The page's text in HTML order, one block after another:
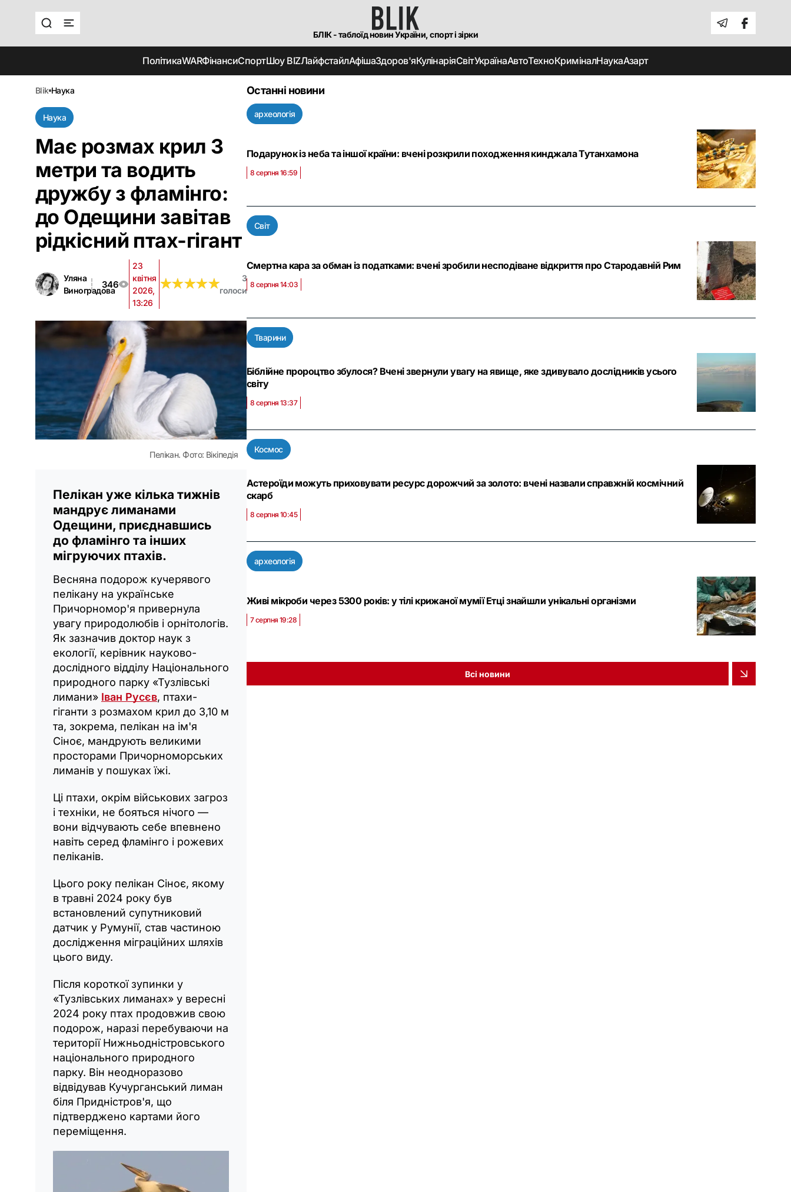
БЛІК - таблоїд новин України, спорт і зірки
ПолітикаWARФінансиСпортШоу BIZЛайфстайлАфішаЗдоров'яКулінаріяСвітУкраїнаАвтоТехноКриміналНаукаАзарт
blik наука
Наука
Має розмах крил 3
метри та водить
дружбу з фламінго:
до Одещини завітав
рідкісний птах-гігант
Уляна
Виноградова
346
23
квітня
2026,
13:26
★★★★★
★★★★★
3
голоси
Пелікан. Фото: Вікіпедія
Пелікан уже кілька тижнів
мандрує лиманами
Одещини, приєднавшись
до фламінго та інших
мігруючих птахів.
Весняна подорож кучерявого
пелікану на українське
Причорномор'я привернула
увагу природолюбів і орнітологів.
Як зазначив доктор наук з
екології, керівник науково-
дослідного відділу Національного
природного парку «Тузлівські
лимани» Іван Русєв, птахи-
гіганти з розмахом крил до 3,10 м
та, зокрема, пелікан на ім'я
Сіноє, мандрують великими
просторами Причорноморських
лиманів у пошуках їжі.
Ці птахи, окрім військових загроз
і техніки, не бояться нічого —
вони відчувають себе впевнено
навіть серед фламінго і рожевих
пеліканів.
Цього року пелікан Сіноє, якому
в травні 2024 року був
встановлений супутниковий
датчик у Румунії, став частиною
дослідження міграційних шляхів
цього виду.
Після короткої зупинки у
«Тузлівських лиманах» у вересні
2024 року птах продовжив свою
подорож, наразі перебуваючи на
території Нижньодністровського
національного природного
парку. Він неодноразово
відвідував Кучурганський лиман
біля Придністров'я, що
підтверджено картами його
переміщення.
Останні новини
археологія
Подарунок із неба та іншої країни: вчені розкрили походження кинджала Тутанхамона
8 серпня 16:59
Світ
Смертна кара за обман із податками: вчені зробили несподіване відкриття про Стародавній Рим
8 серпня 14:03
Тварини
Біблійне пророцтво збулося? Вчені звернули увагу на явище, яке здивувало дослідників усього
світу
8 серпня 13:37
Космос
Астероїди можуть приховувати ресурс дорожчий за золото: вчені назвали справжній космічний
скарб
8 серпня 10:45
археологія
Живі мікроби через 5300 років: у тілі крижаної мумії Етці знайшли унікальні організми
7 серпня 19:28
Всі новини